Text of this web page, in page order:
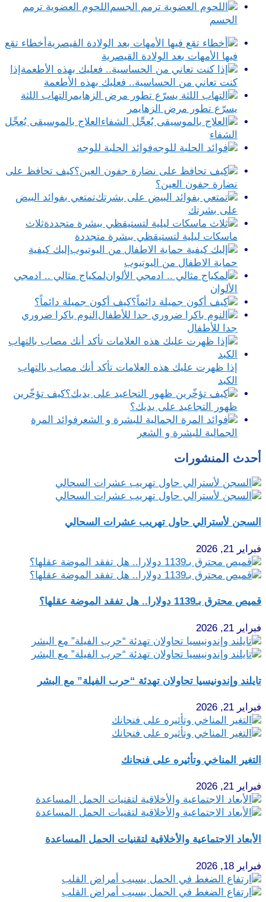
اللحوم العضوية ترمم
الجسم
أخطاء تقع
فيها الأمهات بعد الولادة القيصرية
إذا
كنت تعاني من الحساسية.. فعليك بهذه الأطعمة
التهاب اللثة
يسرّع تطور مرض الزهايمر
العلاج بالموسيقى يُعجِّل
الشفاء
فوائد الحلبة للوجه
كيف تحافظ على
نضارة جفون العين؟
تمتعي بفوائد البيض
على بشرتك
ثلاث
ماسكات ليلية لتستيقظي ببشرة متجددة
إليك كيفية
حماية الاطفال من اليوتيوب
لمكياج مثالي .. ادمجي
الألوان
كيف أكون جميلة دائماً؟
النوم باكرا ضروري
جدا للأطفال
إذا ظهرت عليك هذه العلامات تأكد أنك مصاب بالتهاب
الكبد
كيف تؤخّرين
ظهور التجاعيد على يديك؟
فوائد المرة
الجمالية للبشرة و الشعر
أحدث المنشورات
السجن لأسترالي حاول تهريب عشرات السحالي
فبراير 21, 2026
قميص محترق بـ1139 دولارا.. هل تفقد الموضة عقلها؟
فبراير 21, 2026
تايلند وإندونيسيا تحاولان تهدئة “حرب الفيلة” مع البشر
فبراير 21, 2026
التغير المناخي وتأثيره على فنجانك
فبراير 21, 2026
الأبعاد الاجتماعية والأخلاقية لتقنيات الحمل المساعدة
فبراير 18, 2026